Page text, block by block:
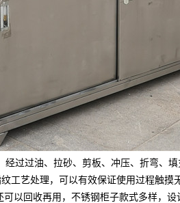
经过过油、拉砂、剪板、冲压、折弯、
工艺处理，可以有效保证使用过程触摸
以回收再用，不锈钢柜子款式多样，设